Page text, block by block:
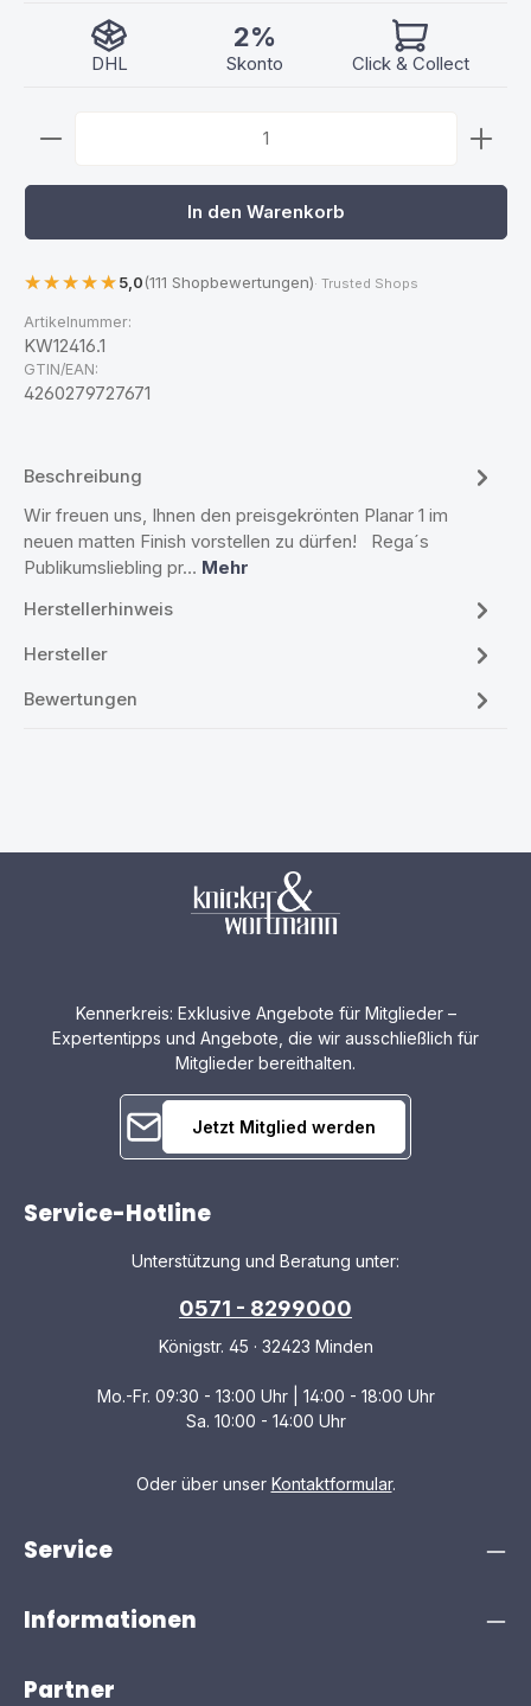
DHL
2%
Skonto Click & Collect
Produkt Anzahl: Gib den gewünschten Wert ein
In den Warenkorb
5,0(111 Shopbewertungen)· Trusted Shops
Artikelnummer:
KW12416.1
GTIN/EAN:
4260279727671
Beschreibung
Wir freuen uns, Ihnen den preisgekrönten Planar 1 im
neuen matten Finish vorstellen zu dürfen! Rega´s
Publikumsliebling pr… Mehr
Herstellerhinweis
Hersteller
Bewertungen
Kennerkreis: Exklusive Angebote für Mitglieder –
Expertentipps und Angebote, die wir ausschließlich für
Mitglieder bereithalten.
Jetzt Mitglied werden
Service-Hotline
Unterstützung und Beratung unter:
0571 - 8299000
Königstr. 45 · 32423 Minden
Mo.-Fr. 09:30 - 13:00 Uhr | 14:00 - 18:00 Uhr
Sa. 10:00 - 14:00 Uhr
Oder über unser Kontaktformular.
Service
Informationen
Partner